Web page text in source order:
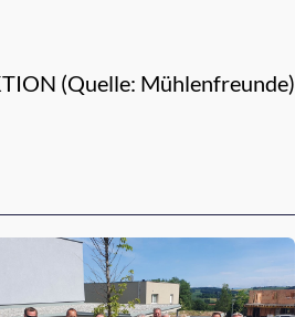
(Quelle: Mühlenfreunde)